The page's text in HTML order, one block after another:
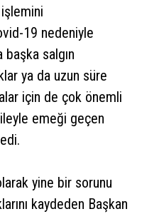
19 nedeniyle
salgın
ya da uzun süre
için de çok önemli
emeği geçen
yine bir sorunu
kaydeden Başkan